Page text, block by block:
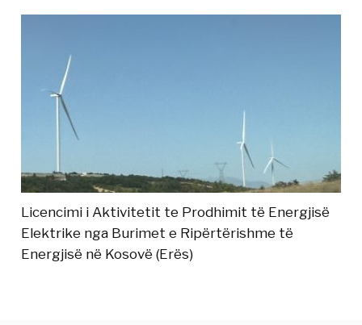
Licencimi i Aktivitetit te Prodhimit të Energjisë
Elektrike nga Burimet e Ripërtërishme të
Energjisë në Kosovë (Erës)